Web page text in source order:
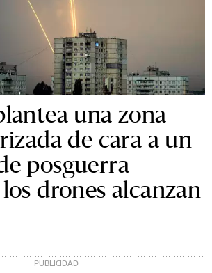
una zona
de cara a un
posguerra
drones alcanzan